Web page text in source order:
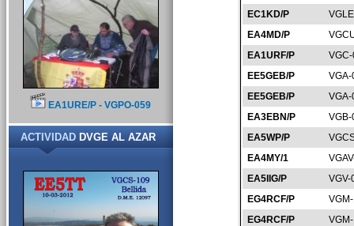
EC1KD/P
EA4MD/P
EA1URF/P
EE5GEB/P
EE5GEB/P
EA3EBN/P
EA5WP/P
EA4MY/1
EA5IIG/P
VGV-
EG4RCF/P
EG4RCF/P
EA1URE/P - VGPO-059
ACTIVIDADDVGE AL AZAR